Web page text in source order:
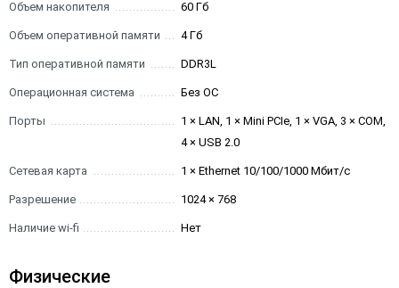
Объем накопителя 60 Гб
Объем оперативной памяти 4 Гб
Тип оперативной памяти DDR3L
Операционная система Без ОС
Порты
1 × LAN, 1 × Mini PCIe, 1 × VGA, 3 × COM,
4 × USB 2.0
Сетевая карта 1 × Ethernet 10/100/1000 Мбит/с
Разрешение 1024 × 768
Наличие wi-fi Нет
Физические